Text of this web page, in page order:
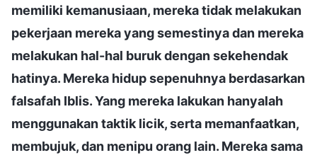
memiliki kemanusiaan, mereka tidak melakukan
pekerjaan mereka yang semestinya dan mereka
melakukan hal-hal buruk dengan sekehendak
hatinya. Mereka hidup sepenuhnya berdasarkan
falsafah Iblis. Yang mereka lakukan hanyalah
menggunakan taktik licik, serta memanfaatkan,
membujuk, dan menipu orang lain. Mereka sama